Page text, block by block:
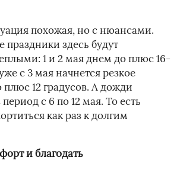
похожая, но с нюансами.
здесь будут
1 и 2 мая днем до плюс 16-
с 3 мая начнется резкое
12 градусов. А дожди
с 6 по 12 мая. То есть
как раз к долгим
и благодать